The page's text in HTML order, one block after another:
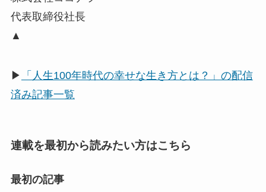
代表取締役社長
▲
▶
「人生100年時代の幸せな生き方とは？」の配信
済み記事一覧
連載を最初から読みたい方はこちら
最初の記事